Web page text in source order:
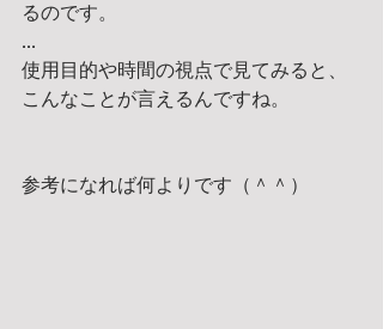
るのです。
...
使用目的や時間の視点で見てみると、
こんなことが言えるんですね。
参考になれば何よりです（＾＾）